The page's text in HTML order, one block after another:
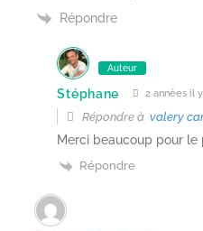
Répondre
Auteur
Stéphane 2 années il
Répondre àvalery
Merci beaucoup pour le
Répondre